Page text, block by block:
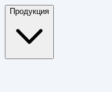
Продукция